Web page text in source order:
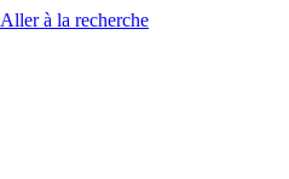
Aller à la recherche